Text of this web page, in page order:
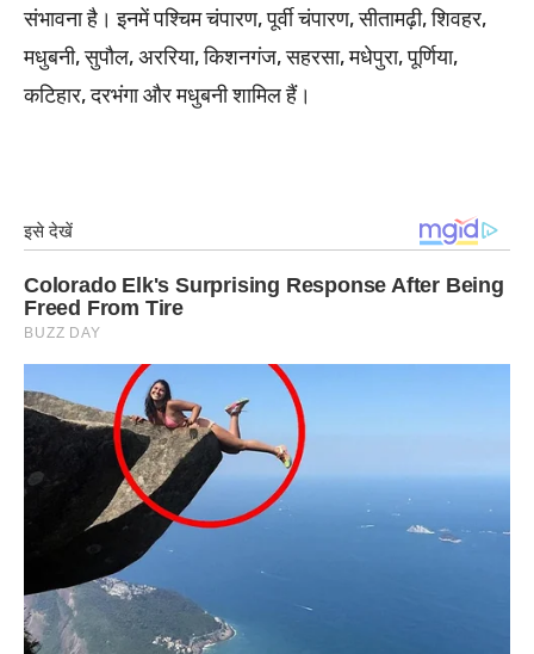
संभावना है। इनमें पश्चिम चंपारण, पूर्वी चंपारण, सीतामढ़ी, शिवहर,
मधुबनी, सुपौल, अररिया, किशनगंज, सहरसा, मधेपुरा, पूर्णिया,
कटिहार, दरभंगा और मधुबनी शामिल हैं।